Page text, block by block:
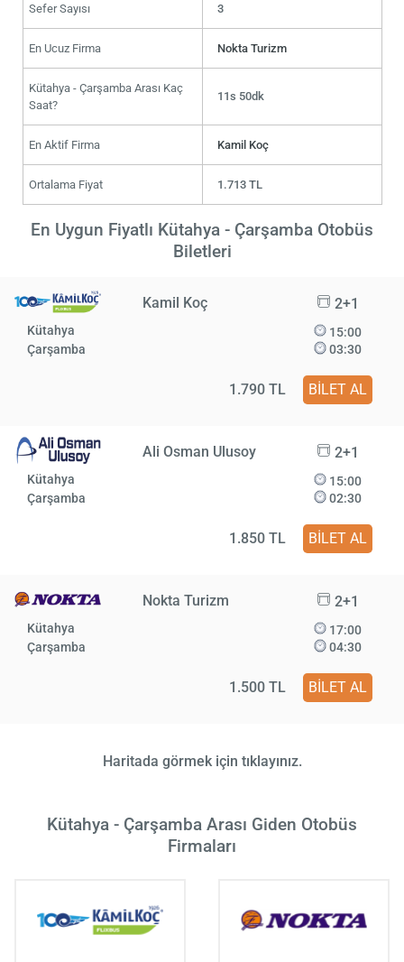
Sefer Sayısı 3
En Ucuz Firma Nokta Turizm
Kütahya - Çarşamba Arası Kaç
Saat?
11s 50dk
En Aktif Firma Kamil Koç
Ortalama Fiyat 1.713 TL
En Uygun Fiyatlı Kütahya - Çarşamba Otobüs
Biletleri
Kamil Koç 2+1
Kütahya
Çarşamba
15:00
03:30
1.790 TL BİLET AL
Ali Osman Ulusoy 2+1
Kütahya
Çarşamba
15:00
02:30
1.850 TL BİLET AL
Nokta Turizm 2+1
Kütahya
Çarşamba
17:00
04:30
1.500 TL BİLET AL
Haritada görmek için tıklayınız.
Kütahya - Çarşamba Arası Giden Otobüs
Firmaları